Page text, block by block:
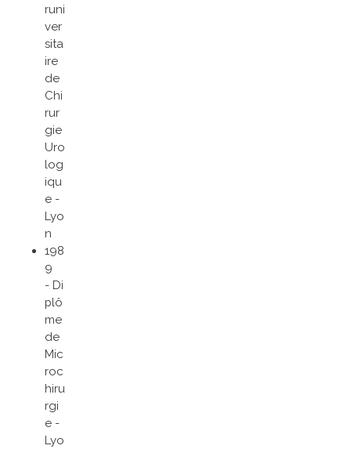
runi
ver
sita
ire
de
Chi
rur
gie
Uro
log
iqu
e -
Lyo
n
198
9
- Di
plô
me
de
Mic
roc
hiru
rgi
e -
Lyo